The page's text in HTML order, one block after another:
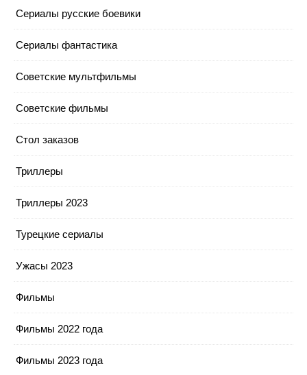
Сериалы русские боевики
Сериалы фантастика
Советские мультфильмы
Советские фильмы
Стол заказов
Триллеры
Триллеры 2023
Турецкие сериалы
Ужасы 2023
Фильмы
Фильмы 2022 года
Фильмы 2023 года